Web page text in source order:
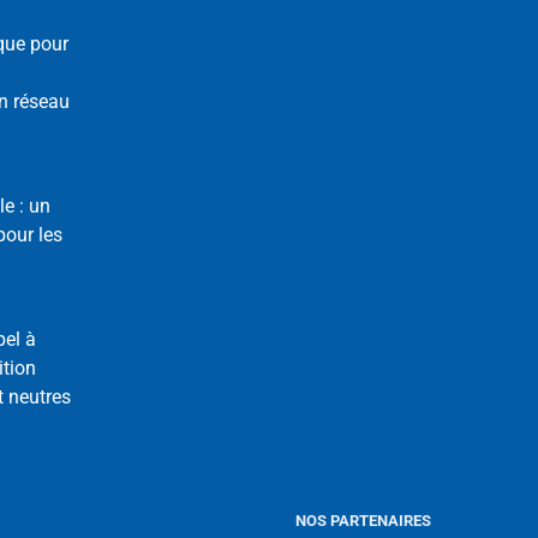
pour
réseau
: un
les
à
neutres